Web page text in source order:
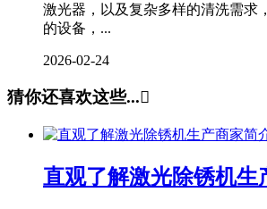
激光器，以及复杂多样的清洗需求
的设备，...
2026-02-24
猜你还喜欢这些...
直观了解激光除锈机生